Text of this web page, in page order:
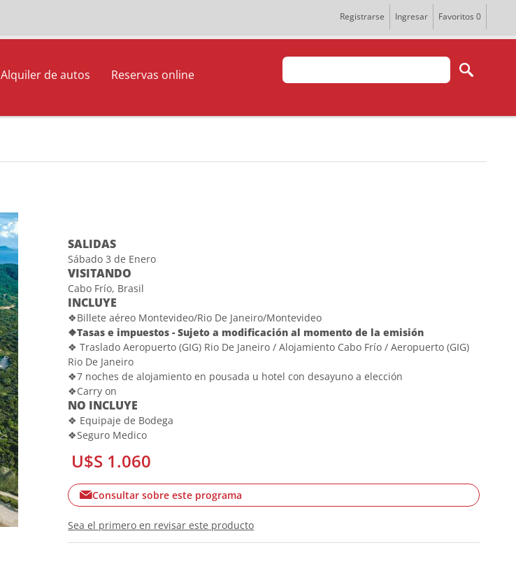
Registrarse Ingresar Favoritos 0
Alquiler de autos Reservas online
SALIDAS
Sábado 3 de Enero
VISITANDO
Cabo Frío, Brasil
INCLUYE
❖Billete aéreo Montevideo/Rio De Janeiro/Montevideo
❖Tasas e impuestos - Sujeto a modificación al momento de la emisión
❖ Traslado Aeropuerto (GIG) Rio De Janeiro / Alojamiento Cabo Frío / Aeropuerto (GIG)
Rio De Janeiro
❖7 noches de alojamiento en pousada u hotel con desayuno a elección
❖Carry on
NO INCLUYE
❖ Equipaje de Bodega
❖Seguro Medico
U$S 1.060
Consultar sobre este programa
Sea el primero en revisar este producto